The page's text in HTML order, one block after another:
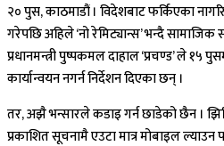
२० पुस, काठमाडौं । विदेशबाट फर्किएका
गरेपछि अहिले ‘नो रेमिट्यान्स’ भन्दै
प्रधानमन्त्री पुष्पकमल दाहाल ‘प्रचण्ड’ ले १५
कार्यान्वयन नगर्न निर्देशन दिएका छन् ।
तर, अझै भन्सारले कडाइ गर्न छाडेको छैन ।
प्रकाशित सूचनामै एउटा मात्र मोबाइल